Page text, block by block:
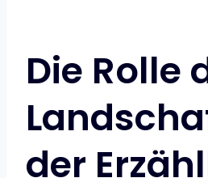
Die Rolle
der